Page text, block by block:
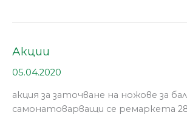
Акции
05.04.2020
акция за заточване на ножове за
самонатоварващи се ремаркета
Акции